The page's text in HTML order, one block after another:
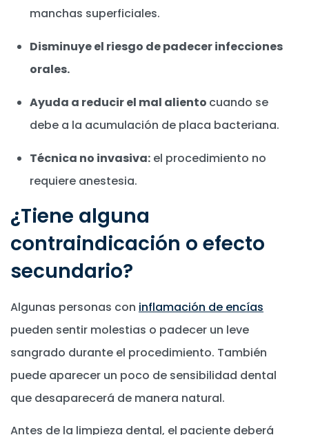
manchas superficiales.
Disminuye el riesgo de padecer infecciones
orales.
Ayuda a reducir el mal aliento cuando se
debe a la acumulación de placa bacteriana.
Técnica no invasiva: el procedimiento no
requiere anestesia.
¿Tiene alguna
contraindicación o efecto
secundario?
Algunas personas con inflamación de encías
pueden sentir molestias o padecer un leve
sangrado durante el procedimiento. También
puede aparecer un poco de sensibilidad dental
que desaparecerá de manera natural.
Antes de la limpieza dental, el paciente deberá